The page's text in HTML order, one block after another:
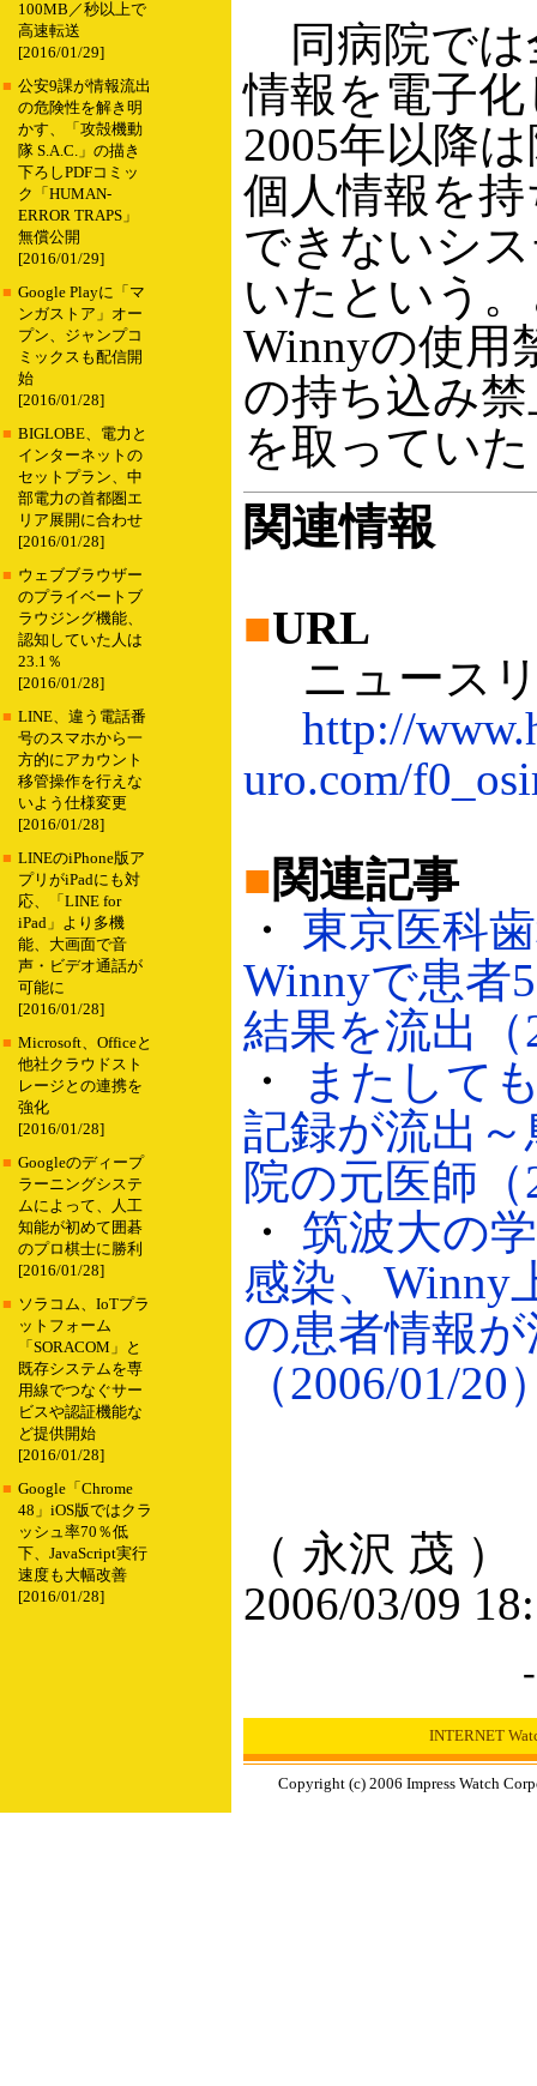
100MB／秒以上で
高速転送
[2016/01/29]
■ 公安9課が情報流出
の危険性を解き明
かす、「攻殻機動
隊 S.A.C.」の描き
下ろしPDFコミッ
ク「HUMAN-
ERROR TRAPS」
無償公開
[2016/01/29]
■ Google Playに「マ
ンガストア」オー
プン、ジャンプコ
ミックスも配信開
始
[2016/01/28]
■ BIGLOBE、電力と
インターネットの
セットプラン、中
部電力の首都圏エ
リア展開に合わせ
[2016/01/28]
■ ウェブブラウザー
のプライベートブ
ラウジング機能、
認知していた人は
23.1％
[2016/01/28]
■ LINE、違う電話番
号のスマホから一
方的にアカウント
移管操作を行えな
いよう仕様変更
[2016/01/28]
■ LINEのiPhone版ア
プリがiPadにも対
応、「LINE for
iPad」より多機
能、大画面で音
声・ビデオ通話が
可能に
[2016/01/28]
■ Microsoft、Officeと
他社クラウドスト
レージとの連携を
強化
[2016/01/28]
■ Googleのディープ
ラーニングシステ
ムによって、人工
知能が初めて囲碁
のプロ棋士に勝利
[2016/01/28]
■ ソラコム、IoTプラ
ットフォーム
「SORACOM」と
既存システムを専
用線でつなぐサー
ビスや認証機能な
ど提供開始
[2016/01/28]
■ Google「Chrome
48」iOS版ではクラ
ッシュ率70％低
下、JavaScript実行
速度も大幅改善
[2016/01/28]
同病院では
情報を電子
2005年以降
個人情報を
できないシ
いたという
Winnyの使用
の持ち込み
を取ってい
関連情報
■URL
ニュース
http://
uro.com/
■関連記事
・ 東京医科
Winnyで患者
結果を流出（
・
またして
記録が流出
院の元医師（
・ 筑波大の
感染、Winny
の患者情報
（2006/01/20
（ 永沢 茂 ）
2006/03/09
INTERNET
Copyright (c) 2006 Impress Watch